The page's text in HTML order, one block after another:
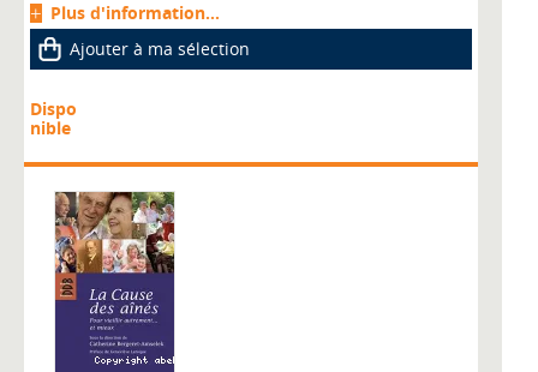
Plus d'information...
Ajouter à ma sélection
Dispo
nible